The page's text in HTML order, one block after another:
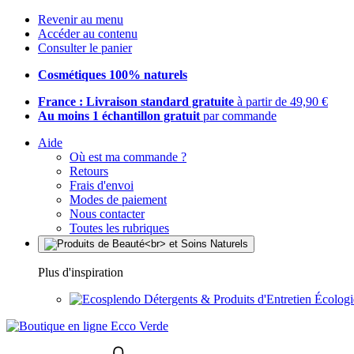
Revenir au menu
Accéder au contenu
Consulter le panier
Cosmétiques 100% naturels
France : Livraison standard gratuite à partir de 49,90 €
Au moins 1 échantillon gratuit par commande
Aide
Où est ma commande ?
Retours
Frais d'envoi
Modes de paiement
Nous contacter
Toutes les rubriques
Plus d'inspiration
Détergents & Produits d'Entretien